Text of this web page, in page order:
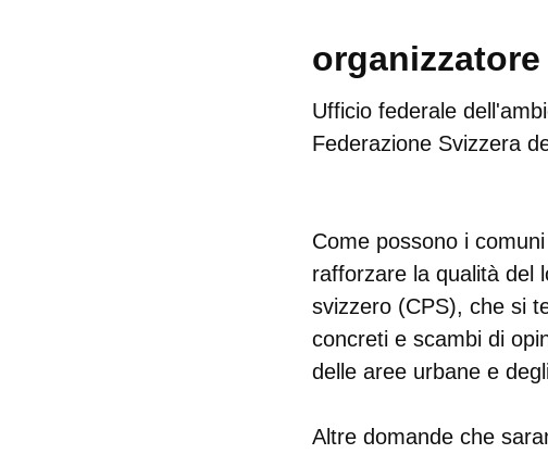
organizzatore
Ufficio federale
Federazione Svizzera
Come possono i
rafforzare la qualità del
svizzero (CPS), che si
concreti e scambi di
delle aree urbane e
Altre domande che